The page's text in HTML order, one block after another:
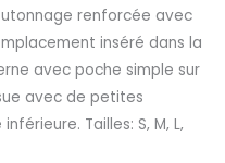
renforcée avec
inséré dans la
avec poche simple sur
avec de petites
Tailles: S, M, L,